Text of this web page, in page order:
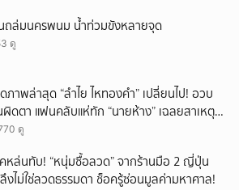
ถล่มนครพนม น้ำท่วมขังหลายจุด
ดู
ภาพล่าสุด “ลำไย ไหทองคำ” เปลี่ยนไป! อวบ
ดตา แฟนคลับแห่ทัก “นายห้าง” เฉลยสาเหตุ
!
ดู
หล่นทับ! “หนุ่มซื้อลวด” จากร้านมือ 2 ญี่ปุ่น
งไม่ใช่ลวดธรรมดา ช็อครู้ซ่อนมูลค่ามหาศาล!